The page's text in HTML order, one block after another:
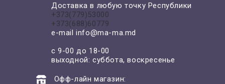
Доставка в любую точку Республики
+373(779)53000
+373(688)60779
e-mailinfo@ma-ma.md
с 9-00 до 18-00
выходной: суббота, воскресенье
Офф-лайн магазин: